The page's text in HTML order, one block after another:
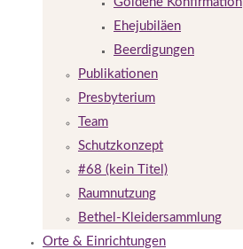
Ehejubiläen
Beerdigungen
Publikationen
Presbyterium
Team
Schutzkonzept
#68 (kein Titel)
Raumnutzung
Bethel-Kleidersammlung
Orte & Einrichtungen